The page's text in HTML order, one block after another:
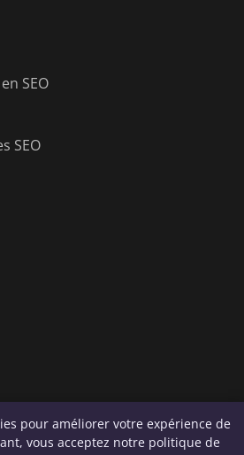
SEO
SEO
pour améliorer votre expérience de
vous acceptez notre politique de